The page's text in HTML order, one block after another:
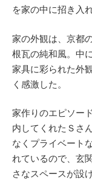
を家の中に招き入
家の外観は、京都
根瓦の純和風。中
家具に彩られた外
く感激した。
家作りのエピソー
内してくれたＳさ
なくプライベート
れているので、玄
さなスペースが設